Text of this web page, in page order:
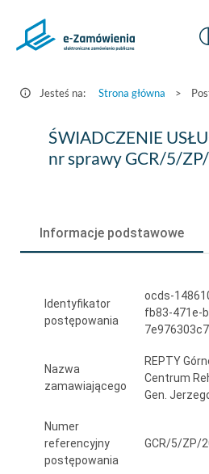
Postępowania
Zamówienia.gov.pl
Jesteś na: Strona główna >
ŚWIADCZENIE
USŁUGI
nr
GCR/5/ZP/2025
ŚWIADCZENIE
nr sprawy GCR/5/
Informacje podstawowe
Identyfikator
postępowania
ocds-
fb83-471e-
Nazwa
zamawiającego
REPTY
Centrum
Gen.
Numer
referencyjny
postępowania
GCR/5/ZP/